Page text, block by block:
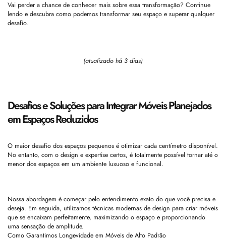
Vai perder a chance de conhecer mais sobre essa transformação? Continue
lendo e descubra como podemos transformar seu espaço e superar qualquer
desafio.
(atualizado há 3 dias)
Desafios e Soluções para Integrar Móveis Planejados
em Espaços Reduzidos
O maior desafio dos espaços pequenos é otimizar cada centímetro disponível.
No entanto, com o design e expertise certos, é totalmente possível tornar até o
menor dos espaços em um ambiente luxuoso e funcional.
Nossa abordagem é começar pelo entendimento exato do que você precisa e
deseja. Em seguida, utilizamos técnicas modernas de design para criar móveis
que se encaixam perfeitamente, maximizando o espaço e proporcionando
uma sensação de amplitude.
Como Garantimos Longevidade em Móveis de Alto Padrão